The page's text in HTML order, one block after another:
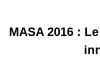
MASA 2016 :